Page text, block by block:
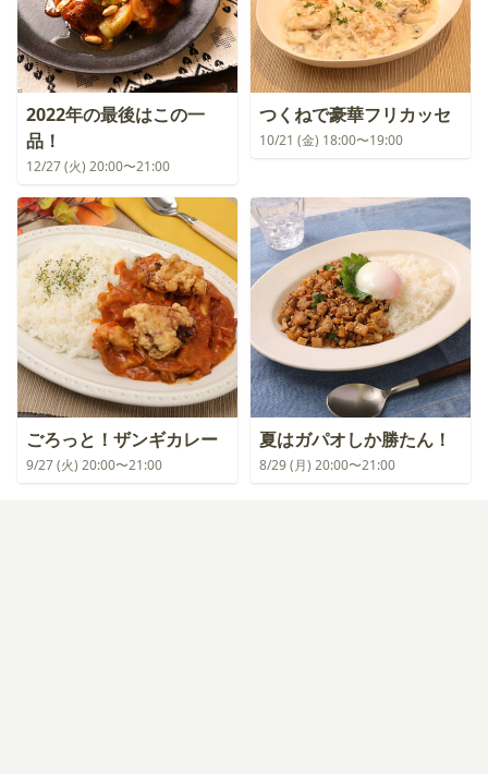
2022年の最後はこの一
品！
12/27 (火) 20:00〜21:00
つくねで豪華フリカッセ
10/21 (金) 18:00〜19:00
ごろっと！ザンギカレー
9/27 (火) 20:00〜21:00
夏はガパオしか勝たん！
8/29 (月) 20:00〜21:00